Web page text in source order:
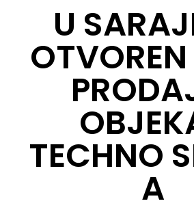
U
TECHNO
A